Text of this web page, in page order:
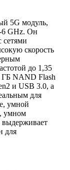
5G модуль,
6 GHz. Он
сетями
скорость
до 1,35
NAND Flash
и USB 3.0, а
для
умной
умном
выдерживает
для